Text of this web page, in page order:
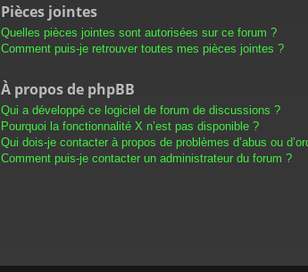
Pièces jointes
Quelles pièces jointes sont autorisées sur ce forum ?
Comment puis-je retrouver toutes mes pièces jointes ?
À propos de phpBB
Qui a développé ce logiciel de forum de discussions ?
Pourquoi la fonctionnalité X n’est pas disponible ?
Qui dois-je contacter à propos de problèmes d’abus ou
Comment puis-je contacter un administrateur du forum ?